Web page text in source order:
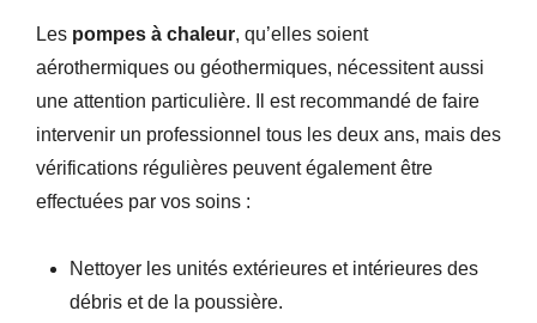
Les pompes à chaleur, qu’elles soient
aérothermiques ou géothermiques, nécessitent aussi
une attention particulière. Il est recommandé de faire
intervenir un professionnel tous les deux ans, mais des
vérifications régulières peuvent également être
effectuées par vos soins :
Nettoyer les unités extérieures et intérieures des
débris et de la poussière.